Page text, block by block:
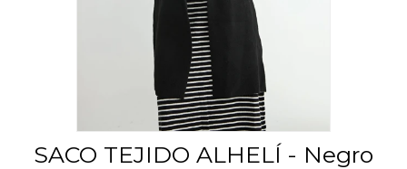
SACO TEJIDO ALHELÍ - Negro